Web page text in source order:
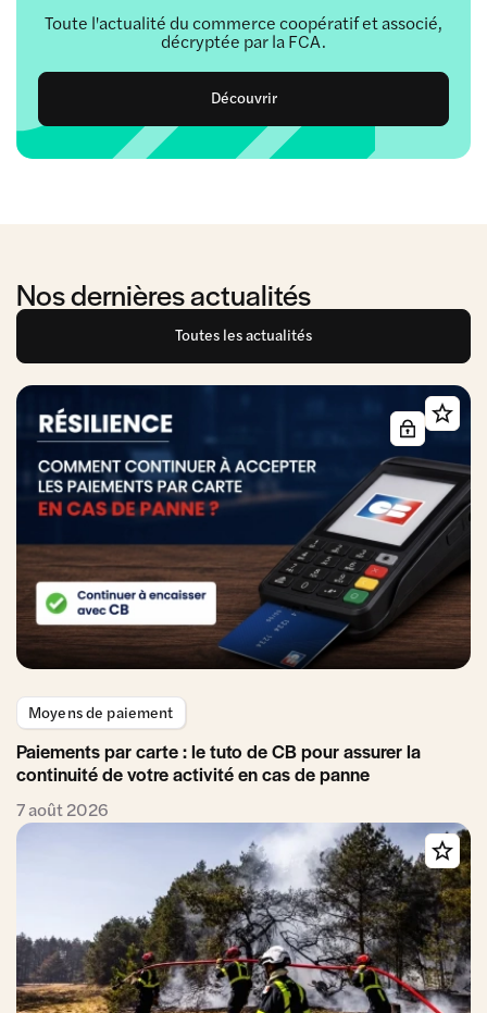
Toute l'actualité du commerce coopératif et associé,
décryptée par la FCA.
Découvrir
Nos dernières actualités
Toutes les actualités
Moyens de paiement
Paiements par carte : le tuto de CB pour assurer la
continuité de votre activité en cas de panne
7 août 2026